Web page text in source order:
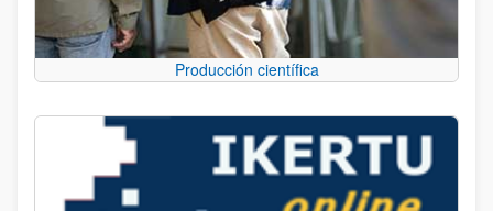
Producción científica